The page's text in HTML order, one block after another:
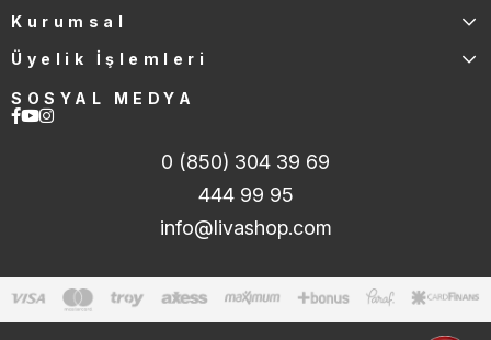
Kurumsal
Üyelik İşlemleri
SOSYAL MEDYA
0 (850) 304 39 69
444 99 95
info@livashop.com